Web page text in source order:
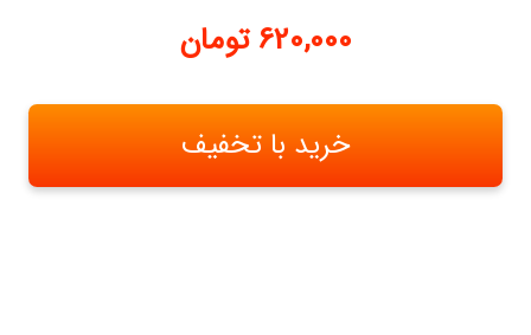
620,000 تومان
خرید با تخفیف